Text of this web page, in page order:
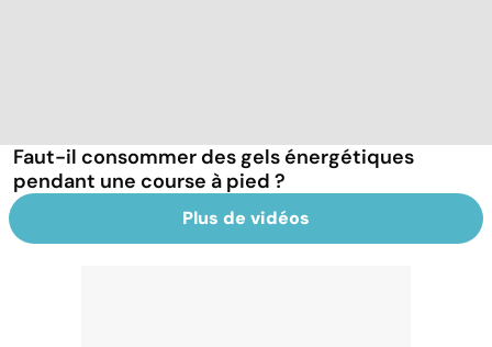
Faut-il consommer des gels énergétiques
pendant une course à pied ?
Plus de vidéos